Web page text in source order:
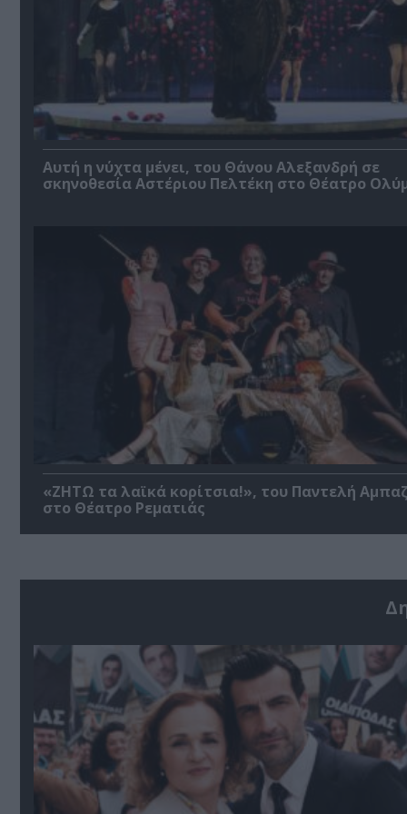
Αυτή η νύχτα μένει, του Θάνου Αλεξανδρή σε
σκηνοθεσία Αστέριου Πελτέκη στο Θέατρο
«ΖΗΤΩ τα λαϊκά κορίτσια!», του Παντελή
στο Θέατρο Ρεματιάς